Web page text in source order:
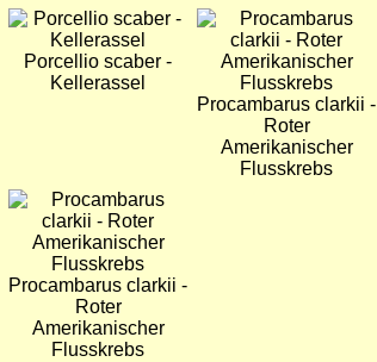
Bild
Porcellio scaber -
Kellerassel
Bild
Procambarus clarkii -
Roter
Amerikanischer
Flusskrebs
Bild
Procambarus clarkii -
Roter
Amerikanischer
Flusskrebs